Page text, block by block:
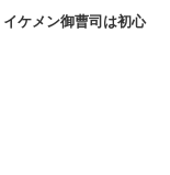
ケメン御曹司は初心